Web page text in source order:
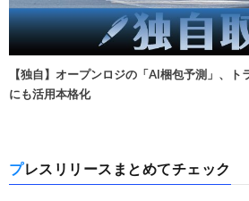
【独自】オープンロジの「AI梱包予測」、
にも活用本格化
プレスリリースまとめてチェック